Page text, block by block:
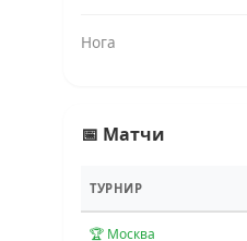
Нога
📅 Матчи
ТУРНИР
🏆 Москва